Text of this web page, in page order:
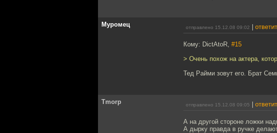
Муромец отправлено 15.12.08 09:02
Кому: DictAtoR, #15
> Очень похож на актера,
Тед Райми зовут его. Брат
Tmorp отправлено 15.12.08 09:05
А на другой стороне ложки
А дырку правда в ручке